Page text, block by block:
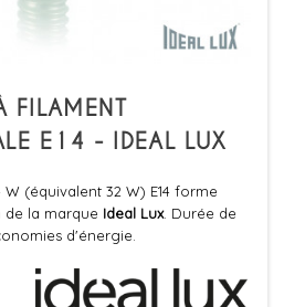
FILAMENT
E14 - IDEAL LUX
W (équivalent 32 W) E14 forme
de la marque Ideal Lux. Durée de
d'énergie.